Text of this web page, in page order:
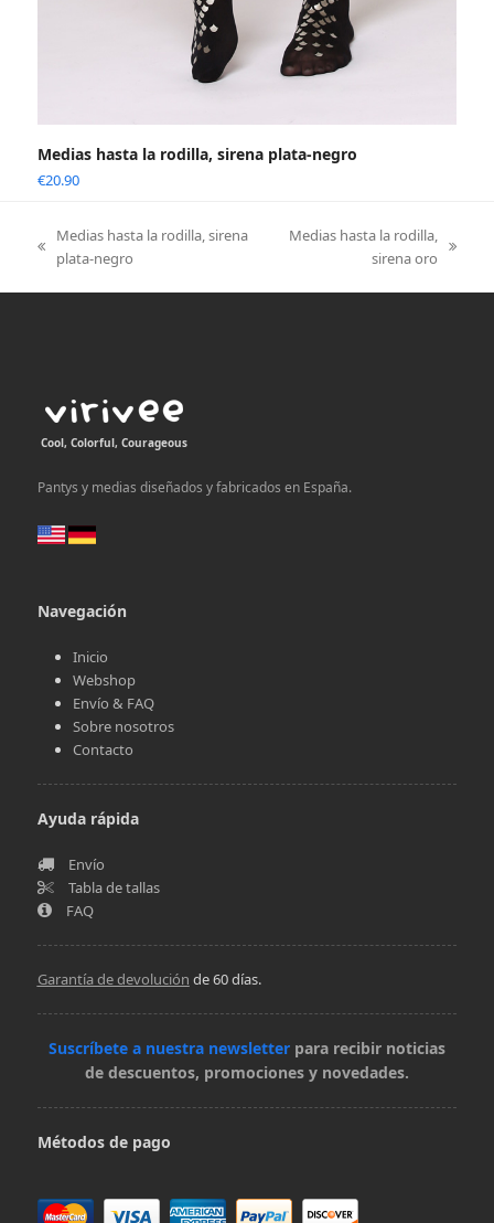
Medias hasta la rodilla, sirena plata-negro
€20.90
previous
Medias hasta la rodilla, sirena
plata-negro
Medias hasta la rodilla,
sirena oro
Cool, Colorful, Courageous
Pantys y medias diseñados y fabricados en España.
Navegación
Inicio
Webshop
Envío & FAQ
Sobre nosotros
Contacto
Ayuda rápida
Envío
Tabla de tallas
FAQ
Garantía de devolución de 60 días.
Suscríbete a nuestra newsletter para recibir noticias
de descuentos, promociones y novedades.
Métodos de pago